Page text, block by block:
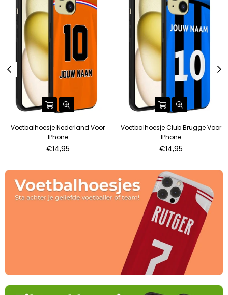
Voetbalhoesje Nederland Voor
IPhone
€14,95
Voetbalhoesje Club Brugge Voor
IPhone
€14,95